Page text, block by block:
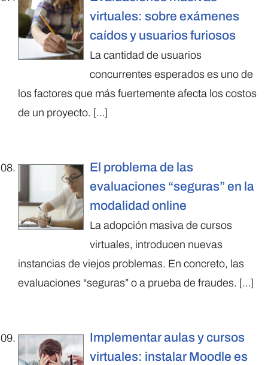
virtuales: sobre exámenes
caídos y usuarios furiosos
La cantidad de usuarios
concurrentes esperados es uno de
los factores que más fuertemente afecta los costos
de un proyecto. […]
El problema de las
evaluaciones “seguras” en la
modalidad online
La adopción masiva de cursos
virtuales, introducen nuevas
instancias de viejos problemas. En concreto, las
evaluaciones “seguras” o a prueba de fraudes. […]
Implementar aulas y cursos
virtuales: instalar Moodle es